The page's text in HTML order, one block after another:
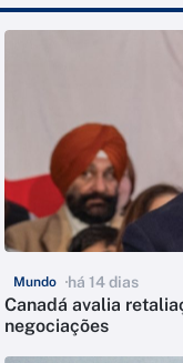
Mundo há 14 dias
Canadá avalia
negociações